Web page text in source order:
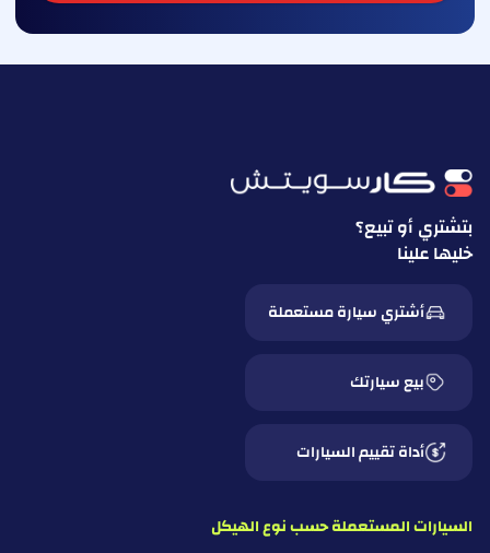
بتشتري أو تبيع؟
خليها علينا
أشتري سيارة مستعملة
بيع سيارتك
أداة تقييم السيارات
السيارات المستعملة حسب نوع الهيكل